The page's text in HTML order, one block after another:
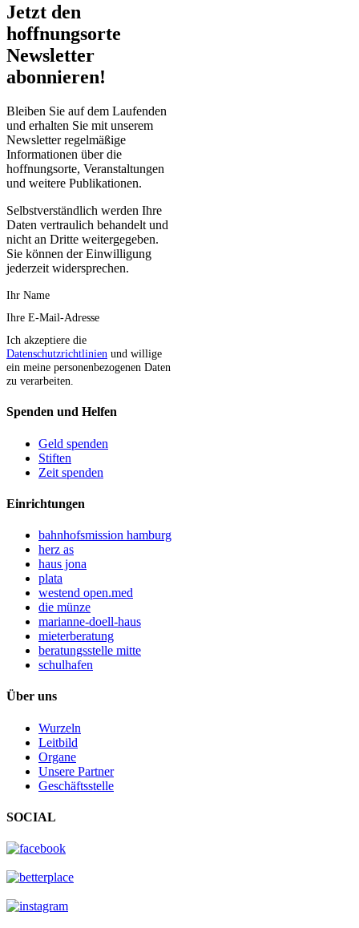
Jetzt den
hoffnungsorte
Newsletter
abonnieren!
Bleiben Sie auf dem Laufenden
und erhalten Sie mit unserem
Newsletter regelmäßige
Informationen über die
hoffnungsorte, Veranstaltungen
und weitere Publikationen.
Selbstverständlich werden Ihre
Daten vertraulich behandelt und
nicht an Dritte weitergegeben.
Sie können der Einwilligung
jederzeit widersprechen.
Ihr Name
Ihre E-Mail-Adresse
Ich akzeptiere die
Datenschutzrichtlinien und willige
ein meine personenbezogenen Daten
zu verarbeiten.
Spenden und Helfen
Geld spenden
Stiften
Zeit spenden
Einrichtungen
bahnhofsmission hamburg
herz as
haus jona
plata
westend open.med
die münze
marianne-doell-haus
mieterberatung
beratungsstelle mitte
schulhafen
Über uns
Wurzeln
Leitbild
Organe
Unsere Partner
Geschäftsstelle
SOCIAL